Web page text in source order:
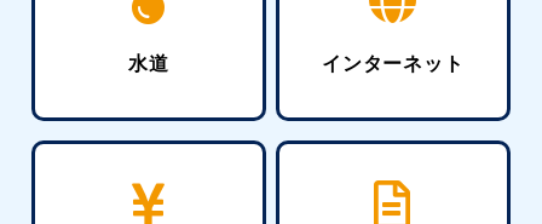
水道 インターネット